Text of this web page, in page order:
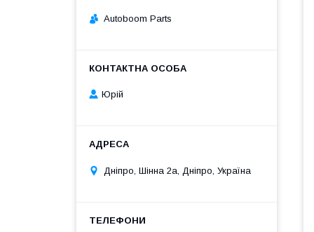
Autoboom Parts
Юрій
Дніпро, Шінна 2а, Дніпро, Україна